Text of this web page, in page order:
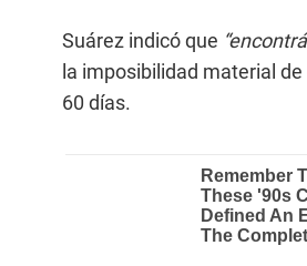
Suárez indicó que
la imposibilidad material
60 días.